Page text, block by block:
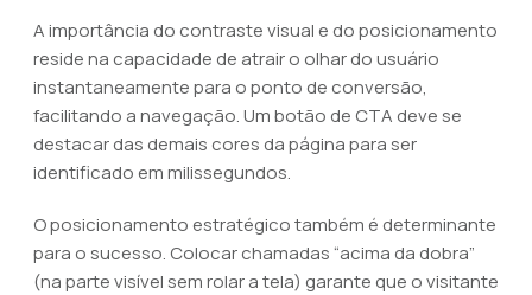
A importância do contraste visual e do posicionamento
reside na capacidade de atrair o olhar do usuário
instantaneamente para o ponto de conversão,
facilitando a navegação. Um botão de CTA deve se
destacar das demais cores da página para ser
identificado em milissegundos.
O posicionamento estratégico também é determinante
para o sucesso. Colocar chamadas “acima da dobra”
(na parte visível sem rolar a tela) garante que o visitante